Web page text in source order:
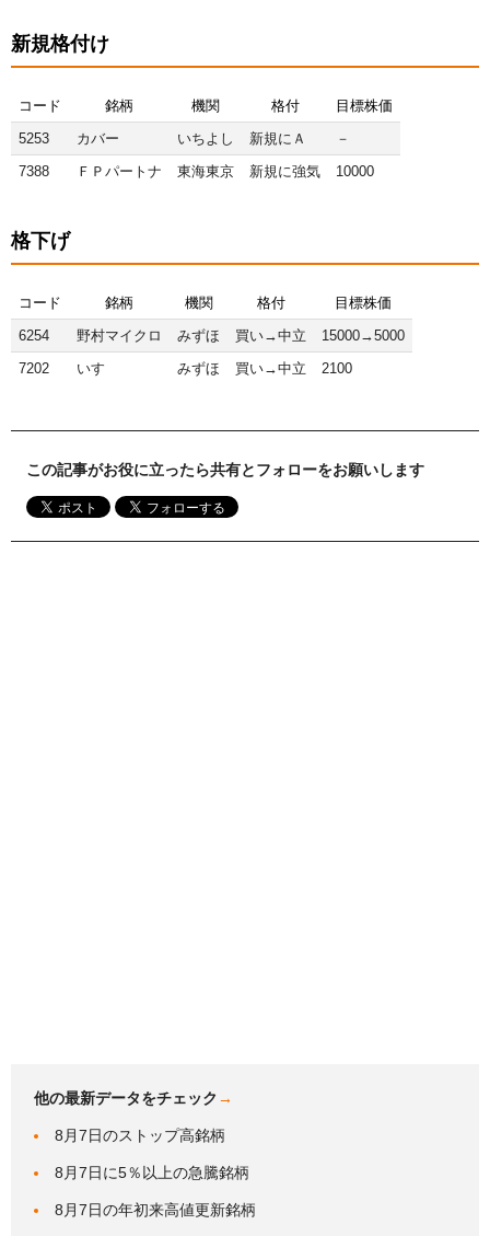
新規格付け
コード 銘柄 機関 格付
目標株価
5253
カバー いちよし 新規にＡ
－
7388
ＦＰパートナ 東海東京 新規に強気 10000
格下げ
コード 銘柄 機関 格付
目標株価
6254
野村マイクロ みずほ 買い→中立
15000→5000
7202
いすゞ みずほ 買い→中立 2100
この記事がお役に立ったら共有とフォローをお願いします
他の最新データをチェック →
8月7日のストップ高銘柄
8月7日に5％以上の急騰銘柄
8月7日の年初来高値更新銘柄